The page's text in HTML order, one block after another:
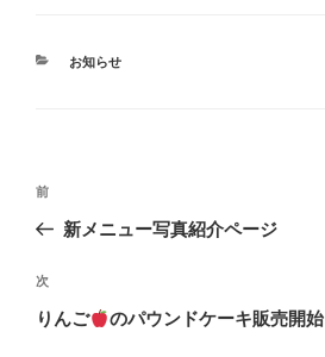
カ
お知らせ
投
ビ
ゲ
前
の
稿
前
新メニュー写真紹介ページ
次
の
次
りんご のパウンドケーキ販売開始